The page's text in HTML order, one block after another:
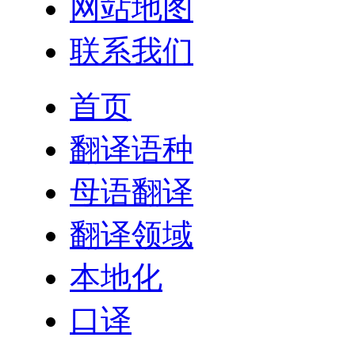
网站地图
联系我们
首页
翻译语种
母语翻译
翻译领域
本地化
口译